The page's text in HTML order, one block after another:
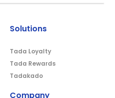
Solutions
Tada Loyalty
Tada Rewards
Tadakado
Company